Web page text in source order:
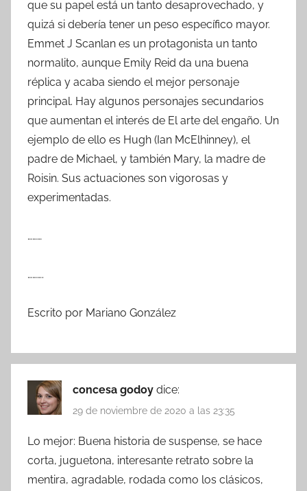
que su papel está un tanto desaprovechado, y
quizá si debería tener un peso específico mayor.
Emmet J Scanlan es un protagonista un tanto
normalito, aunque Emily Reid da una buena
réplica y acaba siendo el mejor personaje
principal. Hay algunos personajes secundarios
que aumentan el interés de El arte del engaño. Un
ejemplo de ello es Hugh (Ian McElhinney), el
padre de Michael, y también Mary, la madre de
Roisin. Sus actuaciones son vigorosas y
experimentadas.
………
……….
Escrito por Mariano González
concesa godoy dice:
29 de noviembre de 2020 a las 23:35
Lo mejor: Buena historia de suspense, se hace
corta, juguetona, interesante retrato sobre la
mentira, agradable, rodada como los clásicos,